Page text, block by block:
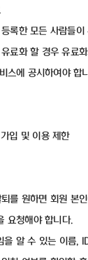
록한 모든 사람들
료화 할 경우 유료
스에 공시하여야 합
입 및 이용 제한
를 원하면 회원 본
요청해야 합니다.
을 알 수 있는 이름,